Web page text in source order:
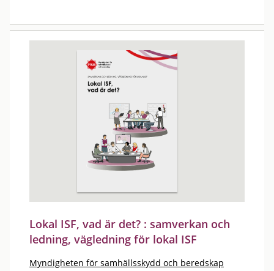
Lokal ISF, vad är det? : samverkan och
ledning, vägledning för lokal ISF
Myndigheten för samhällsskydd och beredskap